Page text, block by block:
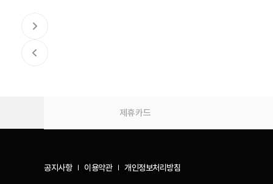
제휴카드
공지사항 이용약관 개인정보처리방침